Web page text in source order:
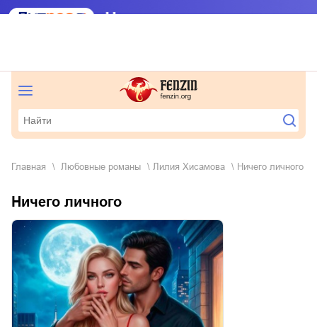
Главная любовные романы Лилия Хисамова Ничего личного
Ничего личного